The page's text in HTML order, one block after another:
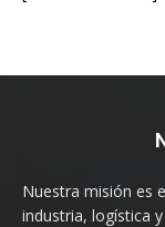
Nuestra misión es
industria, logística